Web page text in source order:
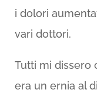
i dolori
vari dottori.
Tutti mi dissero
era un ernia al